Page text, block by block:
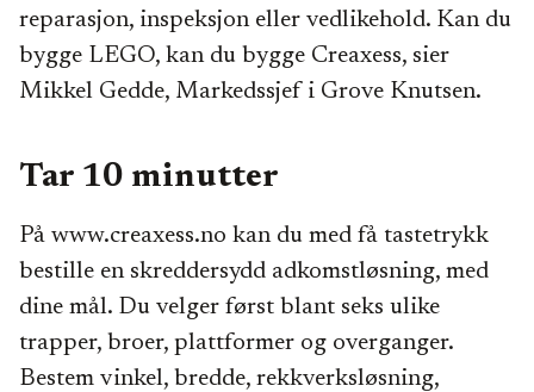
reparasjon, inspeksjon eller vedlikehold. Kan du
bygge LEGO, kan du bygge Creaxess, sier
Mikkel Gedde, Markedssjef i Grove Knutsen.
Tar 10 minutter
På www.creaxess.no kan du med få tastetrykk
bestille en skreddersydd adkomstløsning, med
dine mål. Du velger først blant seks ulike
trapper, broer, plattformer og overganger.
Bestem vinkel, bredde, rekkverksløsning,